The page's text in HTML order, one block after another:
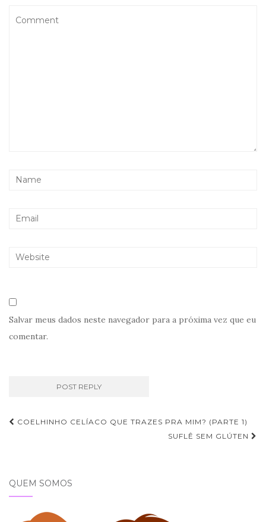
Salvar meus dados neste navegador para a próxima vez que eu
comentar.
Navegação
COELHINHO CELÍACO QUE TRAZES PRA MIM? (PARTE 1)
SUFLÊ SEM GLÚTEN
QUEM SOMOS